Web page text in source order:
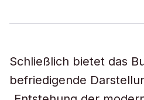
Schließlich bietet das
befriedigende